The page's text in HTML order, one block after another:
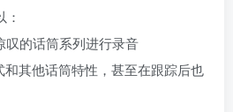
叹的话筒系列进行录音
其他话筒特性，甚至在跟踪后也